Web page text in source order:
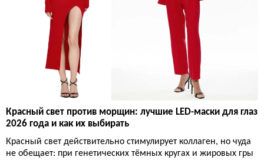
Красный свет против морщин: лучшие LED-маски для глаз
2026 года и как их выбирать
Красный свет действительно стимулирует коллаген, но чуда
не обещает: при генетических тёмных кругах и жировых гры